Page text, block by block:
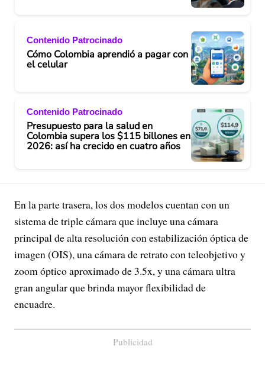
Contenido Patrocinado
Cómo Colombia aprendió a pagar con
el celular
Contenido Patrocinado
Presupuesto para la salud en
Colombia supera los $115 billones en
2026: así ha crecido en cuatro años
En la parte trasera, los dos modelos cuentan con un
sistema de triple cámara que incluye una cámara
principal de alta resolución con estabilización óptica de
imagen (OIS), una cámara de retrato con teleobjetivo y
zoom óptico aproximado de 3.5x, y una cámara ultra
gran angular que brinda mayor flexibilidad de
encuadre.
Publicidad